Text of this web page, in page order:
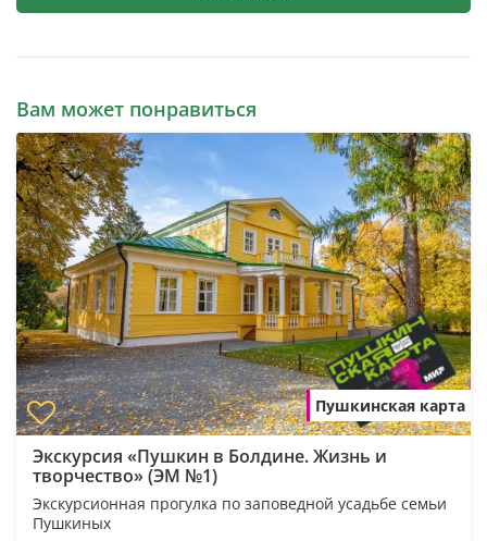
Вам может понравиться
Пушкинская карта
Экскурсия «Пушкин в Болдине. Жизнь и
творчество» (ЭМ №1)
Экскурсионная прогулка по заповедной усадьбе семьи
Пушкиных